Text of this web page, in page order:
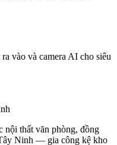
vào và camera AI cho siêu
nội thất văn phòng, đồng
Ninh — gia công kệ kho